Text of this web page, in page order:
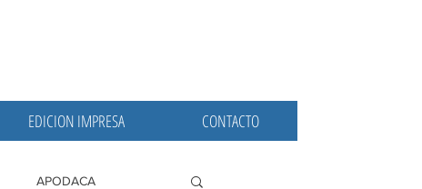
EDICION IMPRESA CONTACTO
APODACA